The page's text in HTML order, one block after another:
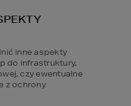
inne aspekty
do infrastruktury,
czy ewentualne
z ochrony